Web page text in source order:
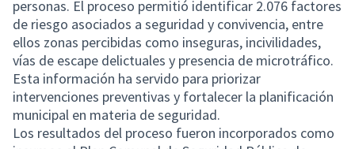
personas. El proceso permitió identificar 2.076 factores
de riesgo asociados a seguridad y convivencia, entre
ellos zonas percibidas como inseguras, incivilidades,
vías de escape delictuales y presencia de microtráfico.
Esta información ha servido para priorizar
intervenciones preventivas y fortalecer la planificación
municipal en materia de seguridad.
Los resultados del proceso fueron incorporados como